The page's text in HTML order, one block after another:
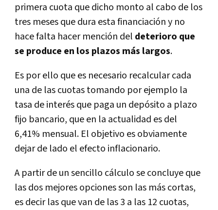
primera cuota que dicho monto al cabo de los
tres meses que dura esta financiación y no
hace falta hacer mención del deterioro que
se produce en los plazos más largos.
Es por ello que es necesario recalcular cada
una de las cuotas tomando por ejemplo la
tasa de interés que paga un depósito a plazo
fijo bancario, que en la actualidad es del
6,41% mensual. El objetivo es obviamente
dejar de lado el efecto inflacionario.
A partir de un sencillo cálculo se concluye que
las dos mejores opciones son las más cortas,
es decir las que van de las 3 a las 12 cuotas,